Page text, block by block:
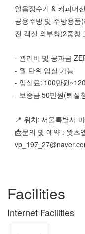
얼음정수기 & 커피머신
공용주방 및 주방용품
전 객실 외부창(2중창
- 관리비 및 공과금
- 월 단위 입실 가능
- 입실료: 100만원
- 보증금 50만원(퇴실
📍 위치: 서울특별시
📩문의 및 예약 : 왓츠
Facilities
Internet Facilities